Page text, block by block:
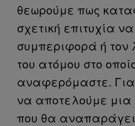
θεωρούμε πως
σχετική επιτυχία
συμπεριφορά ή τον
του ατόμου στο
αναφερόμαστε.
να αποτελούμε
που θα αναπαράγει